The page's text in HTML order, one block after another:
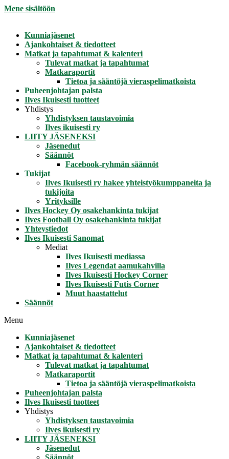
Mene sisältöön
Kunniajäsenet
Ajankohtaiset & tiedotteet
Matkat ja tapahtumat & kalenteri
Tulevat matkat ja tapahtumat
Matkaraportit
Tietoa ja sääntöjä vieraspelimatkoista
Puheenjohtajan palsta
Ilves Ikuisesti tuotteet
Yhdistys
Yhdistyksen taustavoimia
Ilves ikuisesti ry
LIITY JÄSENEKSI
Jäsenedut
Säännöt
Facebook-ryhmän säännöt
Tukijat
Ilves Ikuisesti ry hakee yhteistyökumppaneita ja
tukijoita
Yrityksille
Ilves Hockey Oy osakehankinta tukijat
Ilves Football Oy osakehankinta tukijat
Yhteystiedot
Ilves Ikuisesti Sanomat
Mediat
Ilves Ikuisesti mediassa
Ilves Legendat aamukahvilla
Ilves Ikuisesti Hockey Corner
Ilves Ikuisesti Futis Corner
Muut haastattelut
Säännöt
Menu
Kunniajäsenet
Ajankohtaiset & tiedotteet
Matkat ja tapahtumat & kalenteri
Tulevat matkat ja tapahtumat
Matkaraportit
Tietoa ja sääntöjä vieraspelimatkoista
Puheenjohtajan palsta
Ilves Ikuisesti tuotteet
Yhdistys
Yhdistyksen taustavoimia
Ilves ikuisesti ry
LIITY JÄSENEKSI
Jäsenedut
Säännöt